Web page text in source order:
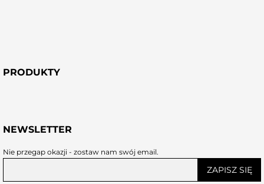
PRODUKTY
NEWSLETTER
Nie przegap okazji - zostaw nam swój email.
ZAPISZ SIĘ